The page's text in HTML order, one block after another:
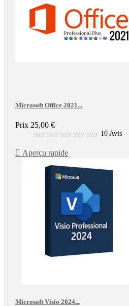
Microsoft Office 2021...
Prix 25,00 €
starstarstarstarstar 10 Avis
 Aperçu rapide
Microsoft Visio 2024...